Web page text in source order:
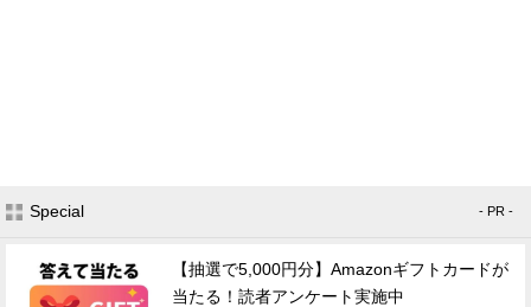
Special - PR -
【抽選で5,000円分】Amazonギフトカードが
当たる！読者アンケート実施中